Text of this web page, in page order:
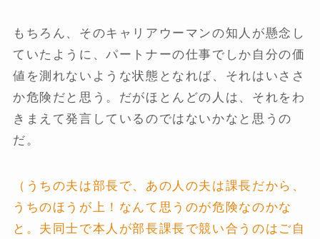
もちろん、そのキャリアウーマンの知人が懸念し
ていたように、パートナーの仕事でしか自分の価
値を測れないような状態となれば、それはいささ
か危険だと思う。だがほとんどの人は、それをわ
きまえて発言しているのではないかなと思うの
だ。
（うちの夫は部長で、あの人の夫は課長だから、
うちのほうが上！なんて思うのが危険なのかな
と。夫同士で本人が部長課長で競い合うのはご自